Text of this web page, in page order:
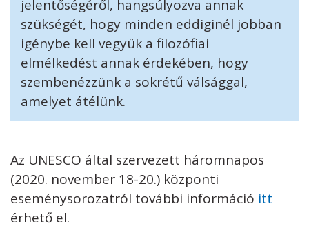
jelentőségéről, hangsúlyozva annak
szükségét, hogy minden eddiginél jobban
igénybe kell vegyük a filozófiai
elmélkedést annak érdekében, hogy
szembenézzünk a sokrétű válsággal,
amelyet átélünk.
Az UNESCO által szervezett háromnapos
(2020. november 18-20.) központi
eseménysorozatról további információ itt
érhető el.